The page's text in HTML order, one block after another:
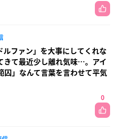
ルファン」を大事にしてくれな
きて最近少し離れ気味…。アイ
囚」なんて言葉を言わせて平気
0